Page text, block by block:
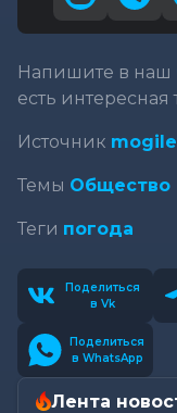
Напишите в наш
есть интересная
Источник
Темы Общество
Теги погода
Поделиться
в Vk
Поделиться
в WhatsApp
Лента